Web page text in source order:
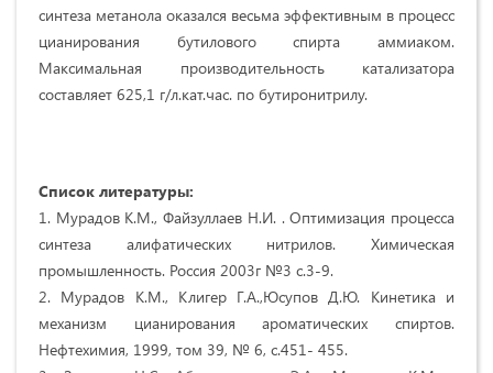
синтеза метанола оказался весьма эффективным в процесс
цианирования бутилового спирта аммиаком.
Максимальная производительность катализатора
составляет 625,1 г/л.кат.час. по бутиронитрилу.
Список литературы:
1. Мурадов К.М., Файзуллаев Н.И. . Оптимизация процесса
синтеза алифатических нитрилов. Химическая
промышленность. Россия 2003г №3 с.3-9.
2. Мурадов К.М., Клигер Г.А.,Юсупов Д.Ю. Кинетика и
механизм цианирования ароматических спиртов.
Нефтехимия, 1999, том 39, № 6, с.451- 455.